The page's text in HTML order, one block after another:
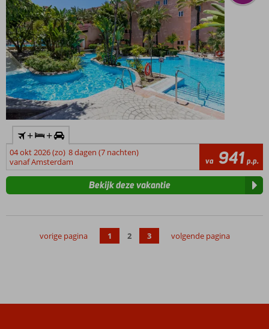
+ +
04 okt 2026 (zo) 8 dagen (7 nachten)
vanaf Amsterdam
va 941 p.p.
Bekijk deze vakantie
vorige pagina 1 2 3 volgende pagina